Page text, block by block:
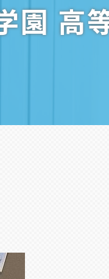
園 高